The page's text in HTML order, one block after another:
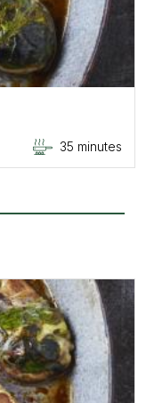
35 minutes